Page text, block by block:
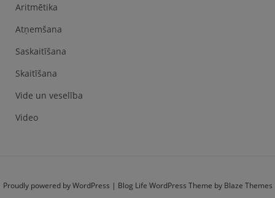
Aritmētika
Atņemšana
Saskaitīšana
Skaitīšana
Vide un veselība
Video
Proudly powered by WordPress | Blog Life WordPress Theme by Blaze Themes